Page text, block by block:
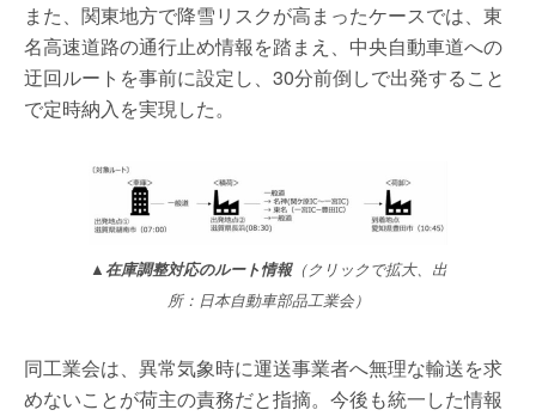
また、関東地方で降雪リスクが高まったケースでは、東
名高速道路の通行止め情報を踏まえ、中央自動車道への
迂回ルートを事前に設定し、30分前倒しで出発すること
で定時納入を実現した。
▲在庫調整対応のルート情報（クリックで拡大、出
所：日本自動車部品工業会）
同工業会は、異常気象時に運送事業者へ無理な輸送を求
めないことが荷主の責務だと指摘。今後も統一した情報